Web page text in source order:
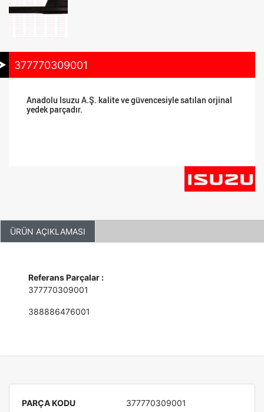
377770309001
Anadolu Isuzu A.Ş. kalite ve güvencesiyle satılan orjinal
yedek parçadır.
ÜRÜN AÇIKLAMASI
Referans Parçalar :
377770309001
388886476001
PARÇA KODU
377770309001